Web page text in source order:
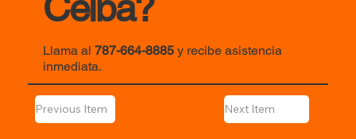
Llama al787-664-8885 y recibe asistencia
inmediata.
Previous Item Next Item